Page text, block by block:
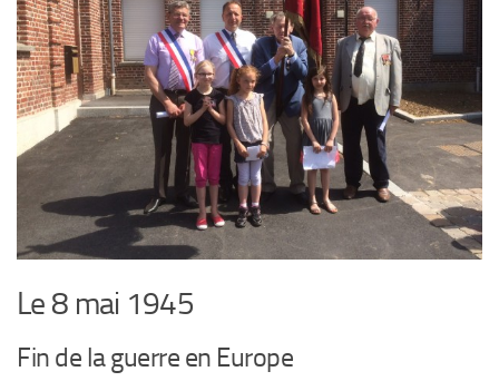
Le 8 mai 1945
Fin de la guerre en Europe